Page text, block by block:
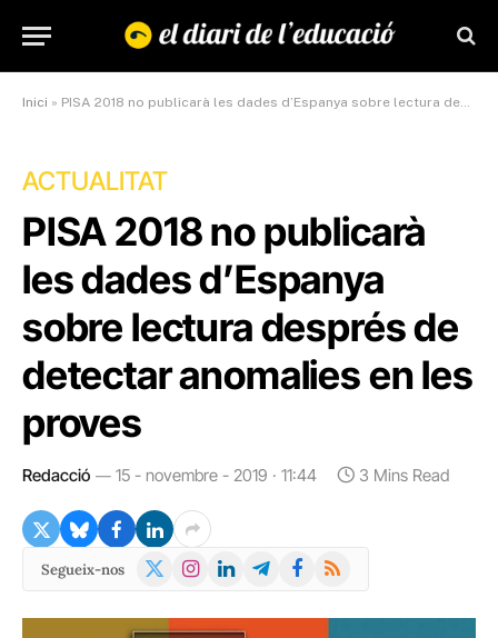
Inici » PISA 2018 no publicarà les dades d’Espanya sobre lectura després de detectar anomalies en les proves
ACTUALITAT
PISA 2018 no publicarà
les dades d’Espanya
sobre lectura després de
detectar anomalies en les
proves
Redacció 15 - novembre - 2019 · 11:44 3 Mins Read
Segueix-nos
X
Instagram
LinkedInTelegramFacebook
RSS